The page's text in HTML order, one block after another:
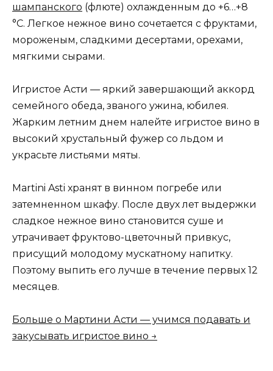
шампанского (флюте) охлажденным до +6…+8
°С. Легкое нежное вино сочетается с фруктами,
мороженым, сладкими десертами, орехами,
мягкими сырами.
Игристое Асти — яркий завершающий аккорд
семейного обеда, званого ужина, юбилея.
Жарким летним днем налейте игристое вино в
высокий хрустальный фужер со льдом и
украсьте листьями мяты.
Martini Asti хранят в винном погребе или
затемненном шкафу. После двух лет выдержки
сладкое нежное вино становится суше и
утрачивает фруктово-цветочный привкус,
присущий молодому мускатному напитку.
Поэтому выпить его лучше в течение первых 12
месяцев.
Больше о Мартини Асти — учимся подавать и
закусывать игристое вино →